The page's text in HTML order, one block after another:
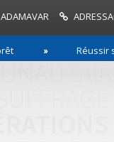
ADAMAVAR
Réussir